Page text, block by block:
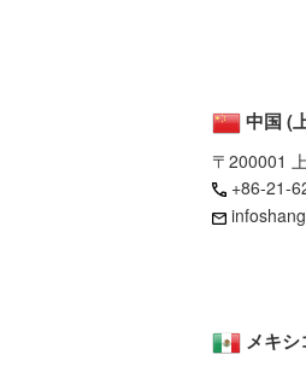
メキシ
中国 (
〒200001
+86-21-